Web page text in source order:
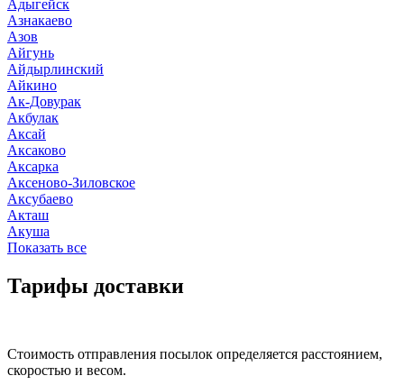
Адыгейск
Азнакаево
Азов
Айгунь
Айдырлинский
Айкино
Ак-Довурак
Акбулак
Аксай
Аксаково
Аксарка
Аксеново-Зиловское
Аксубаево
Акташ
Акуша
Показать все
Тарифы доставки
Стоимость отправления посылок определяется расстоянием,
скоростью и весом.